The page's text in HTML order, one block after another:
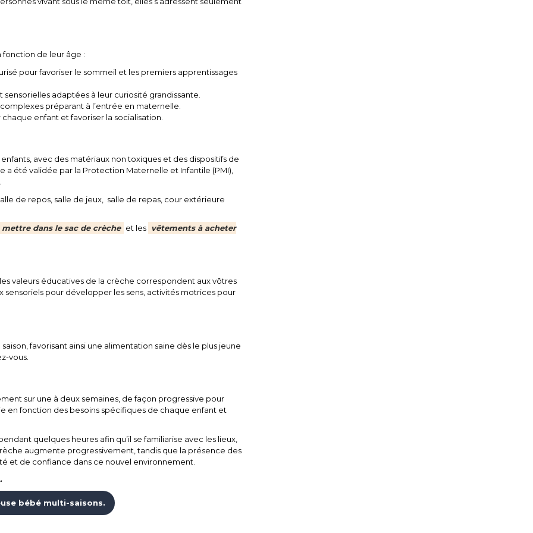
fonction de leur âge :
pour favoriser le sommeil et les premiers apprentissages
adaptées à leur curiosité grandissante.
préparant à l’entrée en maternelle.
enfant et favoriser la socialisation.
avec des matériaux non toxiques et des dispositifs de
été validée par la Protection Maternelle et Infantile (PMI),
de repos, salle de jeux, salle de repas, cour extérieure
mettre dans le sac de crèche et les vêtements à acheter
valeurs éducatives de la crèche correspondent aux vôtres
sensoriels pour développer les sens, activités motrices pour
favorisant ainsi une alimentation saine dès le plus jeune
vous.
sur une à deux semaines, de façon progressive pour
en fonction des besoins spécifiques de chaque enfant et
quelques heures afin qu’il se familiarise avec les lieux,
augmente progressivement, tandis que la présence des
et de confiance dans ce nouvel environnement.
.
bébé multi-saisons.